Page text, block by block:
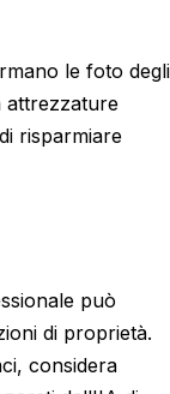
le foto degli
attrezzature
risparmiare
può
di proprietà.
considera